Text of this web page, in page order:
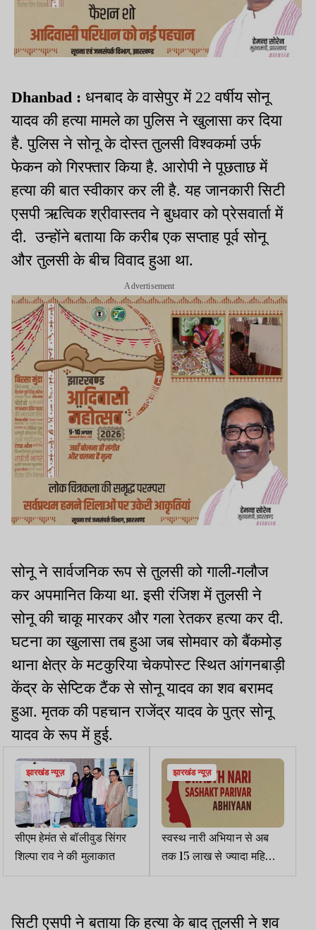
Dhanbad : धनबाद के वासेपुर में 22 वर्षीय सोनू
यादव की हत्या मामले का पुलिस ने खुलासा कर दिया
है. पुलिस ने सोनू के दोस्त तुलसी विश्वकर्मा उर्फ
फेकन को गिरफ्तार किया है. आरोपी ने पूछताछ में
हत्या की बात स्वीकार कर ली है. यह जानकारी सिटी
एसपी ऋत्विक श्रीवास्तव ने बुधवार को प्रेसवार्ता में
दी. उन्होंने बताया कि करीब एक सप्ताह पूर्व सोनू
और तुलसी के बीच विवाद हुआ था.
Advertisement
सोनू ने सार्वजनिक रूप से तुलसी को गाली-गलौज
कर अपमानित किया था. इसी रंजिश में तुलसी ने
सोनू की चाकू मारकर और गला रेतकर हत्या कर दी.
घटना का खुलासा तब हुआ जब सोमवार को बैंकमोड़
थाना क्षेत्र के मटकुरिया चेकपोस्ट स्थित आंगनबाड़ी
केंद्र के सेप्टिक टैंक से सोनू यादव का शव बरामद
हुआ. मृतक की पहचान राजेंद्र यादव के पुत्र सोनू
यादव के रूप में हुई.
झारखंड न्यूज़
सीएम हेमंत से बॉलीवुड सिंगर
शिल्पा राव ने की मुलाकात
झारखंड न्यूज़
स्वस्थ नारी अभियान से अब
तक 15 लाख से ज्यादा महिलाएं
हुई लाभान्वित
सिटी एसपी ने बताया कि हत्या के बाद तुलसी ने शव